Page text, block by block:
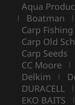
Aqua
| Boatman |
Carp
Carp Old
Carp Seeds
CC Moore |
Delkim |
DURACELL |
EKO BAITS |